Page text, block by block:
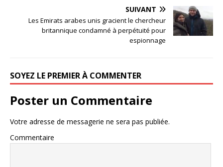
SUIVANT
Les Emirats arabes unis gracient le chercheur
britannique condamné à perpétuité pour
espionnage
SOYEZ LE PREMIER À COMMENTER
Poster un Commentaire
Votre adresse de messagerie ne sera pas publiée.
Commentaire